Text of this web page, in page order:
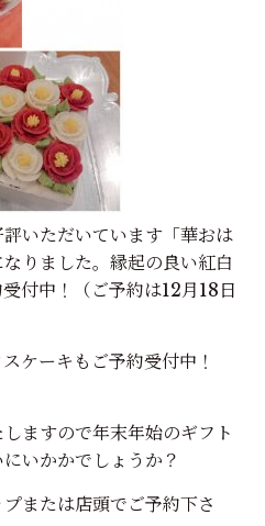
いただいています「華おは
りました。縁起の良い紅白
付中！（ご予約は12月18日
ケーキもご予約受付中！
ますので年末年始のギフト
いかかでしょうか？
または店頭でご予約下さ